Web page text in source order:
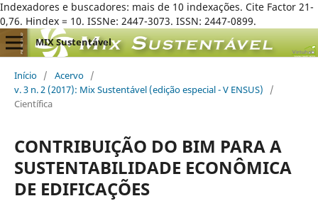
Indexadores e buscadores: mais de 10 indexações. Cite Factor 21-
0,76. Hindex = 10. ISSNe: 2447-3073. ISSN: 2447-0899.
MIX Sustentável
Início / Acervo /
v. 3 n. 2 (2017): Mix Sustentável (edição especial - V ENSUS)
/
Científica
CONTRIBUIÇÃO DO BIM PARA A
SUSTENTABILIDADE ECONÔMICA
DE EDIFICAÇÕES